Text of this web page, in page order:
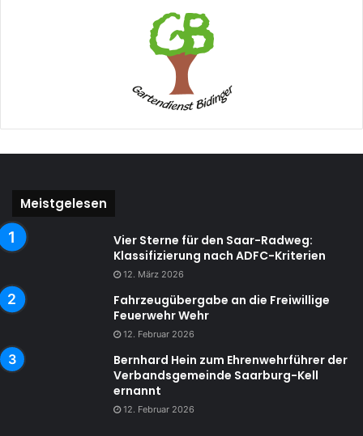
Meistgelesen
Vier Sterne für den Saar-Radweg:
Klassifizierung nach ADFC-Kriterien
12. März 2026
Fahrzeugübergabe an die Freiwillige
Feuerwehr Wehr
12. Februar 2026
Bernhard Hein zum Ehrenwehrführer der
Verbandsgemeinde Saarburg-Kell
ernannt
12. Februar 2026